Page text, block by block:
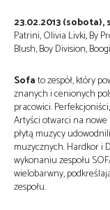
23.02.2013
Patrini, Olivia Livki, By
Blush, Boy Division,
Sofato zespół, który
znanych i cenionych
pracowici.
Artyści otwarci na
płytą muzycy
muzycznych. Hardkor i
wykonaniu zespołu
wielobarwny,
zespołu.